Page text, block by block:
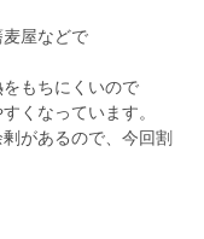
屋などで
もちにくいので
くなっています。
があるので、今回割